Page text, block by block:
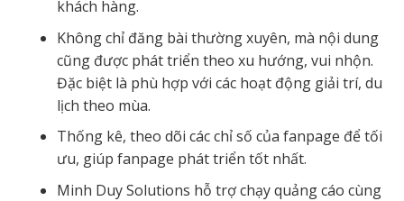
khách hàng.
Không chỉ đăng bài thường xuyên, mà nội dung
cũng được phát triển theo xu hướng, vui nhộn.
Đặc biệt là phù hợp với các hoạt động giải trí, du
lịch theo mùa.
Thống kê, theo dõi các chỉ số của fanpage để tối
ưu, giúp fanpage phát triển tốt nhất.
Minh Duy Solutions hỗ trợ chạy quảng cáo cùng